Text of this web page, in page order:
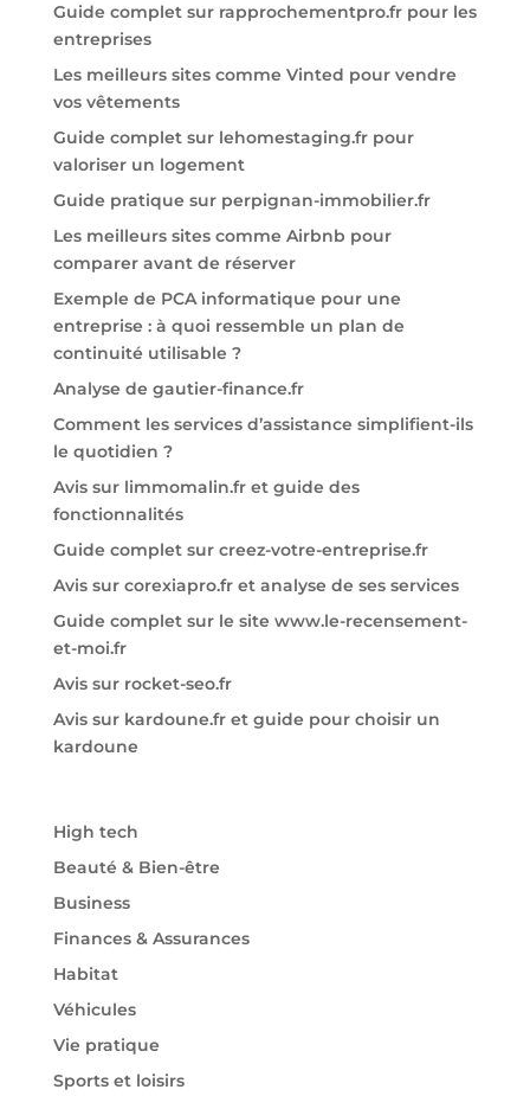
Guide complet sur rapprochementpro.fr pour les
entreprises
Les meilleurs sites comme Vinted pour vendre
vos vêtements
Guide complet sur lehomestaging.fr pour
valoriser un logement
Guide pratique sur perpignan-immobilier.fr
Les meilleurs sites comme Airbnb pour
comparer avant de réserver
Exemple de PCA informatique pour une
entreprise : à quoi ressemble un plan de
continuité utilisable ?
Analyse de gautier-finance.fr
Comment les services d’assistance simplifient-ils
le quotidien ?
Avis sur limmomalin.fr et guide des
fonctionnalités
Guide complet sur creez-votre-entreprise.fr
Avis sur corexiapro.fr et analyse de ses services
Guide complet sur le site www.le-recensement-
et-moi.fr
Avis sur rocket-seo.fr
Avis sur kardoune.fr et guide pour choisir un
kardoune
High tech
Beauté & Bien-être
Business
Finances & Assurances
Habitat
Véhicules
Vie pratique
Sports et loisirs